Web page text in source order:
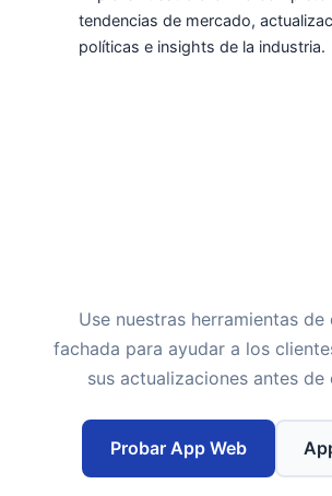
tendencias de mercado,
políticas e insights de la industria.
Use nuestras herramientas de
fachada para ayudar a los
sus actualizaciones antes de
Probar App Web